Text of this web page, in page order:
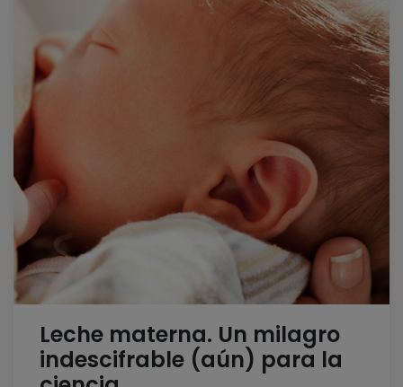
Leche materna. Un milagro
indescifrable (aún) para la